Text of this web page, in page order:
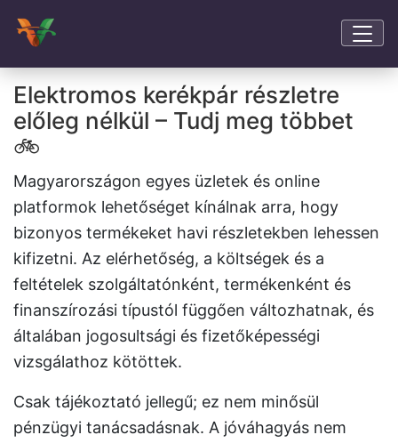
Elektromos kerékpár részletre
előleg nélkül – Tudj meg többet
🚲
Magyarországon egyes üzletek és online
platformok lehetőséget kínálnak arra, hogy
bizonyos termékeket havi részletekben lehessen
kifizetni. Az elérhetőség, a költségek és a
feltételek szolgáltatónként, termékenként és
finanszírozási típustól függően változhatnak, és
általában jogosultsági és fizetőképességi
vizsgálathoz kötöttek.
Csak tájékoztató jellegű; ez nem minősül
pénzügyi tanácsadásnak. A jóváhagyás nem